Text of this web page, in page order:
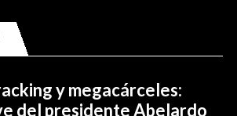
y megacárceles:
del presidente Abelardo